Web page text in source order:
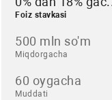
Foiz stavkasi
500 mln so'm
Miqdorgacha
60 oygacha
Muddati